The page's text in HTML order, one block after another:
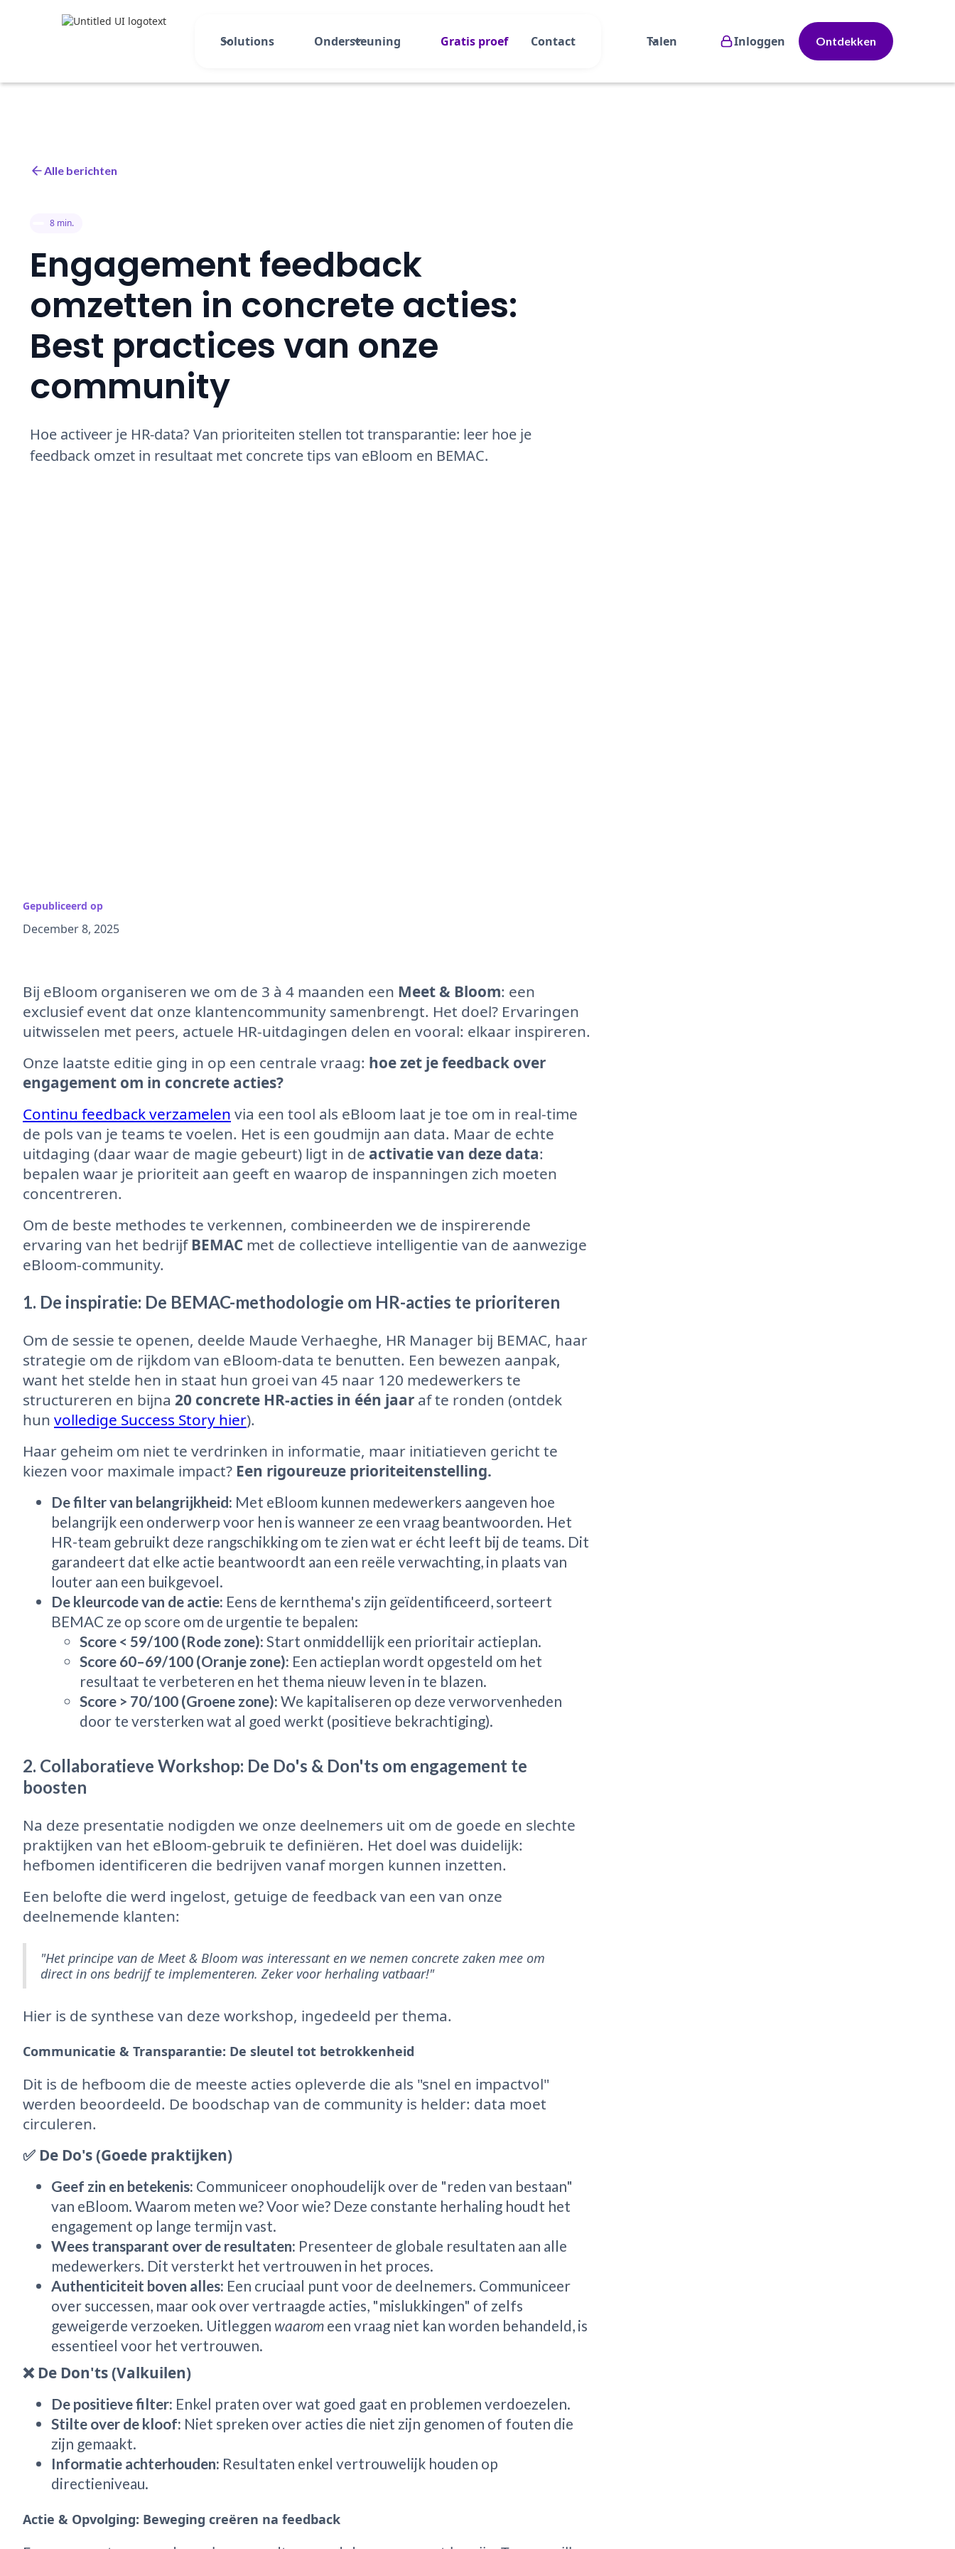
Solutions Ondersteuning Gratis proef Contact Talen Inloggen Ontdekken
Alle berichten
8 min.
Engagement feedback
omzetten in concrete acties:
Best practices van onze
community
Hoe activeer je HR-data? Van prioriteiten stellen tot transparantie: leer hoe je
feedback omzet in resultaat met concrete tips van eBloom en BEMAC.
Gepubliceerd op
December 8, 2025
Bij eBloom organiseren we om de 3 à 4 maanden een Meet & Bloom: een
exclusief event dat onze klantencommunity samenbrengt. Het doel? Ervaringen
uitwisselen met peers, actuele HR-uitdagingen delen en vooral: elkaar inspireren.
Onze laatste editie ging in op een centrale vraag: hoe zet je feedback over
engagement om in concrete acties?
Continu feedback verzamelen via een tool als eBloom laat je toe om in real-time
de pols van je teams te voelen. Het is een goudmijn aan data. Maar de echte
uitdaging (daar waar de magie gebeurt) ligt in de activatie van deze data:
bepalen waar je prioriteit aan geeft en waarop de inspanningen zich moeten
concentreren.
Om de beste methodes te verkennen, combineerden we de inspirerende
ervaring van het bedrijf BEMAC met de collectieve intelligentie van de aanwezige
eBloom-community.
1. De inspiratie: De BEMAC-methodologie om HR-acties te prioriteren
Om de sessie te openen, deelde Maude Verhaeghe, HR Manager bij BEMAC, haar
strategie om de rijkdom van eBloom-data te benutten. Een bewezen aanpak,
want het stelde hen in staat hun groei van 45 naar 120 medewerkers te
structureren en bijna 20 concrete HR-acties in één jaar af te ronden (ontdek
hun volledige Success Story hier).
Haar geheim om niet te verdrinken in informatie, maar initiatieven gericht te
kiezen voor maximale impact? Een rigoureuze prioriteitenstelling.
De filter van belangrijkheid: Met eBloom kunnen medewerkers aangeven hoe
belangrijk een onderwerp voor hen is wanneer ze een vraag beantwoorden. Het
HR-team gebruikt deze rangschikking om te zien wat er écht leeft bij de teams. Dit
garandeert dat elke actie beantwoordt aan een reële verwachting, in plaats van
louter aan een buikgevoel.
De kleurcode van de actie: Eens de kernthema's zijn geïdentificeerd, sorteert
BEMAC ze op score om de urgentie te bepalen:
Score < 59/100 (Rode zone): Start onmiddellijk een prioritair actieplan.
Score 60–69/100 (Oranje zone): Een actieplan wordt opgesteld om het
resultaat te verbeteren en het thema nieuw leven in te blazen.
Score > 70/100 (Groene zone): We kapitaliseren op deze verworvenheden
door te versterken wat al goed werkt (positieve bekrachtiging).
2. Collaboratieve Workshop: De Do's & Don'ts om engagement te
boosten
Na deze presentatie nodigden we onze deelnemers uit om de goede en slechte
praktijken van het eBloom-gebruik te definiëren. Het doel was duidelijk:
hefbomen identificeren die bedrijven vanaf morgen kunnen inzetten.
Een belofte die werd ingelost, getuige de feedback van een van onze
deelnemende klanten:
"Het principe van de Meet & Bloom was interessant en we nemen concrete zaken mee om
direct in ons bedrijf te implementeren. Zeker voor herhaling vatbaar!"
Hier is de synthese van deze workshop, ingedeeld per thema.
Communicatie & Transparantie: De sleutel tot betrokkenheid
Dit is de hefboom die de meeste acties opleverde die als "snel en impactvol"
werden beoordeeld. De boodschap van de community is helder: data moet
circuleren.
✅ De Do's (Goede praktijken)
Geef zin en betekenis: Communiceer onophoudelijk over de "reden van bestaan"
van eBloom. Waarom meten we? Voor wie? Deze constante herhaling houdt het
engagement op lange termijn vast.
Wees transparant over de resultaten: Presenteer de globale resultaten aan alle
medewerkers. Dit versterkt het vertrouwen in het proces.
Authenticiteit boven alles: Een cruciaal punt voor de deelnemers. Communiceer
over successen, maar ook over vertraagde acties, "mislukkingen" of zelfs
geweigerde verzoeken. Uitleggen waarom een vraag niet kan worden behandeld, is
essentieel voor het vertrouwen.
❌ De Don'ts (Valkuilen)
De positieve filter: Enkel praten over wat goed gaat en problemen verdoezelen.
Stilte over de kloof: Niet spreken over acties die niet zijn genomen of fouten die
zijn gemaakt.
Informatie achterhouden: Resultaten enkel vertrouwelijk houden op
directieniveau.
Actie & Opvolging: Beweging creëren na feedback